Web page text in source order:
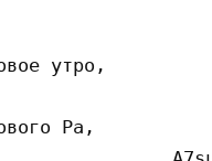
утро,
Ра,